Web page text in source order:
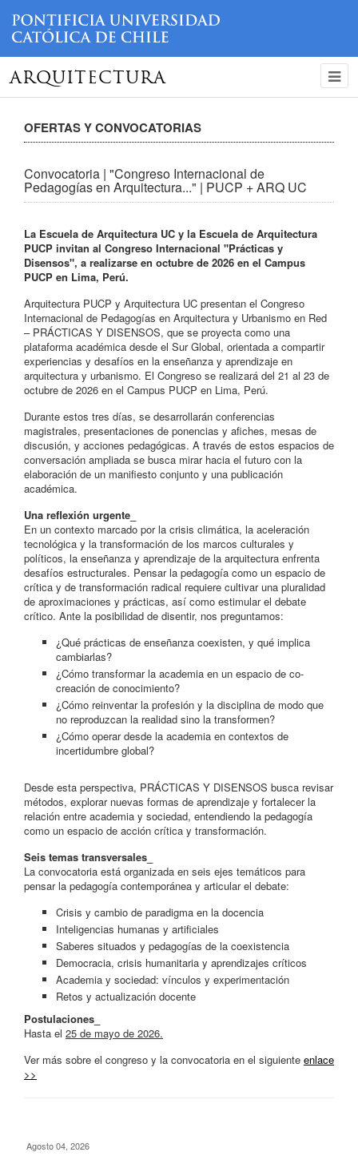
ARQUITECTURA
OFERTAS Y CONVOCATORIAS
Convocatoria | "Congreso Internacional de
Pedagogías en Arquitectura..." | PUCP + ARQ UC
La Escuela de Arquitectura UC y la Escuela de Arquitectura
PUCP invitan al Congreso Internacional "Prácticas y
Disensos", a realizarse en octubre de 2026 en el Campus
PUCP en Lima, Perú.
Arquitectura PUCP y Arquitectura UC presentan el Congreso
Internacional de Pedagogías en Arquitectura y Urbanismo en Red
– PRÁCTICAS Y DISENSOS, que se proyecta como una
plataforma académica desde el Sur Global, orientada a compartir
experiencias y desafíos en la enseñanza y aprendizaje en
arquitectura y urbanismo. El Congreso se realizará del 21 al 23 de
octubre de 2026 en el Campus PUCP en Lima, Perú.
Durante estos tres días, se desarrollarán conferencias
magistrales, presentaciones de ponencias y afiches, mesas de
discusión, y acciones pedagógicas. A través de estos espacios de
conversación ampliada se busca mirar hacia el futuro con la
elaboración de un manifiesto conjunto y una publicación
académica.
Una reflexión urgente_
En un contexto marcado por la crisis climática, la aceleración
tecnológica y la transformación de los marcos culturales y
políticos, la enseñanza y aprendizaje de la arquitectura enfrenta
desafíos estructurales. Pensar la pedagogía como un espacio de
crítica y de transformación radical requiere cultivar una pluralidad
de aproximaciones y prácticas, así como estimular el debate
crítico. Ante la posibilidad de disentir, nos preguntamos:
¿Qué prácticas de enseñanza coexisten, y qué implica
cambiarlas?
¿Cómo transformar la academia en un espacio de co-
creación de conocimiento?
¿Cómo reinventar la profesión y la disciplina de modo que
no reproduzcan la realidad sino la transformen?
¿Cómo operar desde la academia en contextos de
incertidumbre global?
Desde esta perspectiva, PRÁCTICAS Y DISENSOS busca revisar
métodos, explorar nuevas formas de aprendizaje y fortalecer la
relación entre academia y sociedad, entendiendo la pedagogía
como un espacio de acción crítica y transformación.
Seis temas transversales_
La convocatoria está organizada en seis ejes temáticos para
pensar la pedagogía contemporánea y articular el debate:
Crisis y cambio de paradigma en la docencia
Inteligencias humanas y artificiales
Saberes situados y pedagogías de la coexistencia
Democracia, crisis humanitaria y aprendizajes críticos
Academia y sociedad: vínculos y experimentación
Retos y actualización docente
Postulaciones_
Hasta el 25 de mayo de 2026.
Ver más sobre el congreso y la convocatoria en el siguiente enlace
>>
Agosto 04, 2026